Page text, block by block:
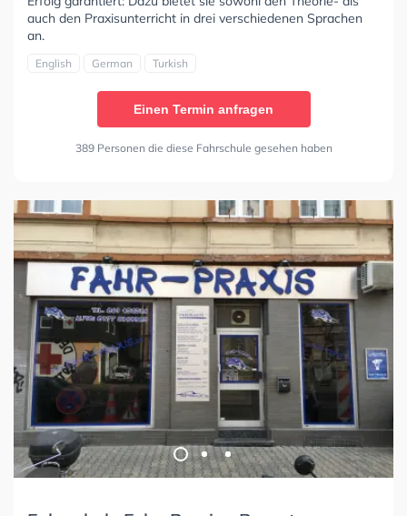
auch den Praxisunterricht in drei verschiedenen Sprachen
an.
English German Turkish
Einen Termin anfragen
389 Personen die diese Fahrschule gesehen haben